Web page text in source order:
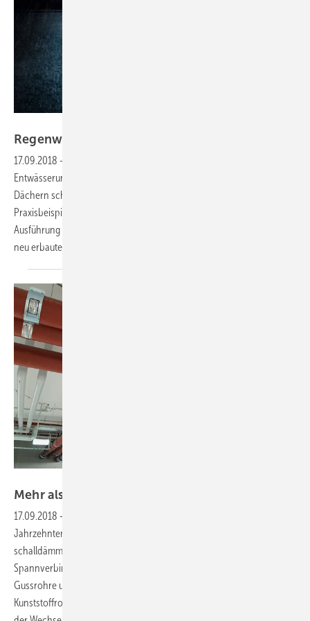
Regenwasser mit Unterdruck
17.09.2018 -
Entwässerungsanlage lassen sich große Niederschlagsmengen von
Dächern schnell und effektiv ableiten. Das nachstehende
Praxisbeispiel erläutert die Herangehensweise an die Planung und
Ausführung sowie die Vorteile für die Gebäudenutzung anhand eines
neu erbauten
Mehr als Schall und
17.09.2018 -
Jahrzehnten haben sich Materialien und Verbindungstechniken bei
schalldämmenden Hausabflusssystemen deutlich verändert.
Spannverbinder ersetzten die Muffenverbindungen für duktile
Gussrohre und Formstücke, während das Kleben und Schweißen bei
Kunststoffrohren um Muffensteckverbindungen ergänzt wurde. Auch